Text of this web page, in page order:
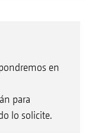
en
para
lo solicite.